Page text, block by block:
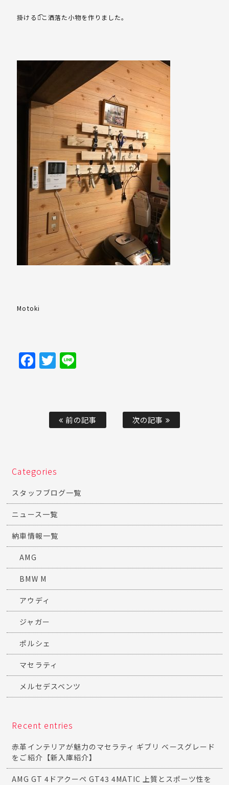
掛ける、͡こ洒落た小物を作りました。
Motoki
Facebook
Twitter
前の記事 次の記事
Categories
スタッフブログ一覧
ニュース一覧
納車情報一覧
AMG
BMW M
アウディ
ジャガー
ポルシェ
マセラティ
メルセデスベンツ
Recent entries
赤革インテリアが魅力のマセラティ ギブリ ベースグレード
をご紹介【新入庫紹介】
AMG GT 4ドアクーペ GT43 4MATIC 上質とスポーツ性を